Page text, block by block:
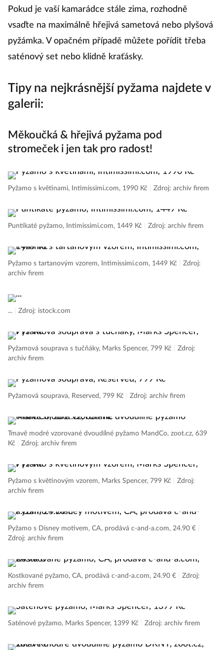
Pokud je vaší kamarádce stále zima, rozhodně
vsaďte na maximálně hřejivá sametová nebo plyšová
pyžámka. V opačném případě můžete pořídit třeba
saténový set nebo klidně kraťásky.
Tipy na nejkrásnější pyžama najdete v
galerii:
Měkoučká & hřejivá pyžama pod
stromeček i jen tak pro radost!
Pyžamo s květinami, Intimissimi.com, 1990 Kč Zdroj: archiv firem
Puntíkaté pyžamo, Intimissimi.com, 1449 Kč Zdroj: archiv firem
Pyžamo s tartanovým vzorem, Intimissimi.com, 1449 Kč
Zdroj:
archiv firem
... Zdroj: istock.com
Pyžamová souprava s tučňáky, Marks Spencer, 799 Kč
Zdroj:
archiv firem
Pyžamová souprava, Reserved, 799 Kč Zdroj: archiv firem
Tmavě modré vzorované dvoudílné pyžamo MandCo, zoot.cz, 639
Kč
Zdroj: archiv firem
Pyžamo s květinovým vzorem, Marks Spencer, 799 Kč
Zdroj:
archiv firem
Pyžamo s Disney motivem, CA, prodává c-and-a.com, 24.90 €
Zdroj: archiv firem
Kostkované pyžamo, CA, prodává c-and-a.com, 24.90 €
Zdroj:
archiv firem
Saténové pyžamo, Marks Spencer, 1399 Kč Zdroj: archiv firem